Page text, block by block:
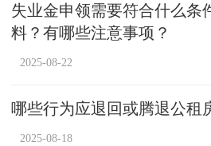
失业金申领需要符合什么条
料？有哪些注意事项？
2025-08-22
哪些行为应退回或腾退公租
2025-08-18